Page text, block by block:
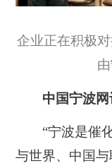
企业正在积极
中国宁波网
“宁波是催化
与世界、中国